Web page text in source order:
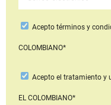
Aceptotérminos y
COLOMBIANO*
Acepto el tratamiento y
EL COLOMBIANO*